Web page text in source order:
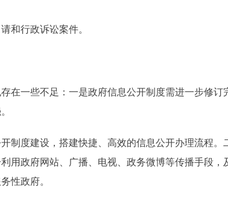
行政诉讼案件。
一些不足：一是政府信息公开制度需进一步修订
度建设，搭建快捷、高效的信息公开办理流程。
用政府网站、广播、电视、政务微博等传播手段，
性政府。